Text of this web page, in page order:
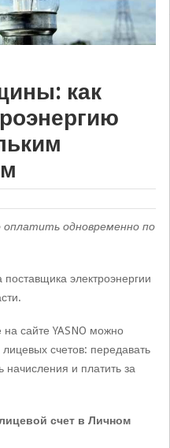
как
одновременно по
электроэнергии
сайте YASNO можно
лицевых счетов: передавать
начисления и платить за
счет в Личном